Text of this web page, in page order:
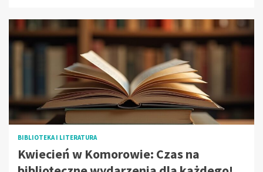
BIBLIOTEKA I LITERATURA
Kwiecień w Komorowie: Czas na